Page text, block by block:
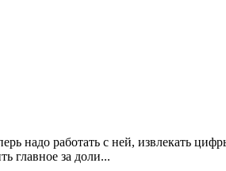
надо работать с ней, извлекать
главное за доли...